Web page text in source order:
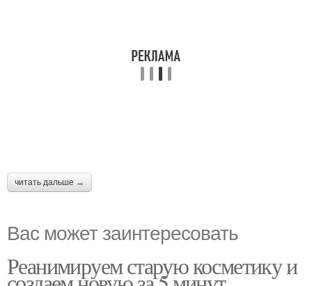
читать дальше →
Вас может заинтересовать
Реанимируем старую косметику и